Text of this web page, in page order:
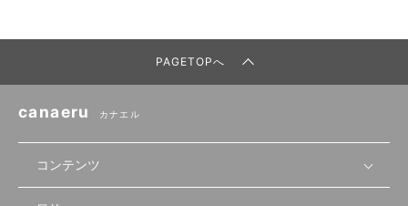
PAGETOPへ
canaeru カナエル
コンテンツ